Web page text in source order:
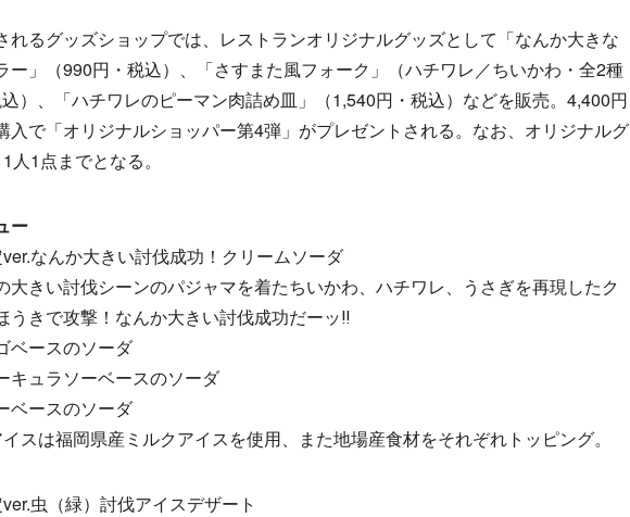
るグッズショップでは、レストランオリジナルグッズとして「なんか大きな
ー」（990円・税込）、「さすまた風フォーク」（ハチワレ／ちいかわ・全2種
）、「ハチワレのピーマン肉詰め皿」（1,540円・税込）などを販売。4,400円
入で「オリジナルショッパー第4弾」がプレゼントされる。なお、オリジナルグ
人1点までとなる。
ー
なんか大きい討伐成功！クリームソーダ
大きい討伐シーンのパジャマを着たちいかわ、ハチワレ、うさぎを再現したク
うきで攻撃！なんか大きい討伐成功だーッ‼
ベースのソーダ
キュラソーベースのソーダ
ベースのソーダ
スは福岡県産ミルクアイスを使用、また地場産食材をそれぞれトッピング。
虫（緑）討伐アイスデザート